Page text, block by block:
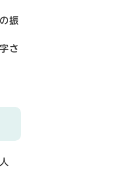
振
さ